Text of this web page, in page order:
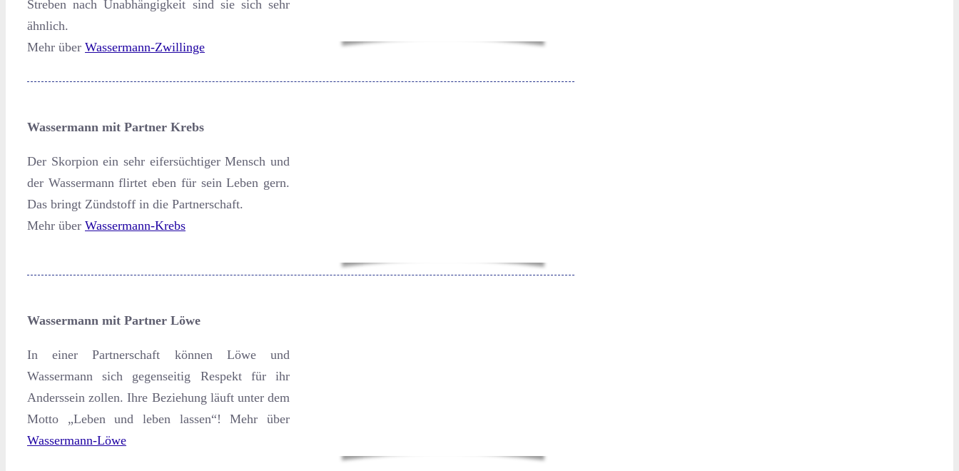
Streben nach Unabhängigkeit sind sie sich sehr
ähnlich.
Mehr über Wassermann-Zwillinge
Wassermann mit Partner Krebs
Der Skorpion ein sehr eifersüchtiger Mensch und
der Wassermann flirtet eben für sein Leben gern.
Das bringt Zündstoff in die Partnerschaft.
Mehr über Wassermann-Krebs
Wassermann mit Partner Löwe
In einer Partnerschaft können Löwe und
Wassermann sich gegenseitig Respekt für ihr
Anderssein zollen. Ihre Beziehung läuft unter dem
Motto „Leben und leben lassen“! Mehr über
Wassermann-Löwe